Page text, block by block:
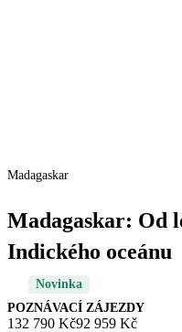
Madagaskar
Madagaskar: Od
Indického oceánu
Novinka
POZNÁVACÍ ZÁJEZDY
132 790 Kč92 959 Kč